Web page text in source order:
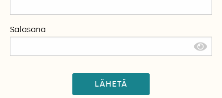
Salasana
LÄHETÄ